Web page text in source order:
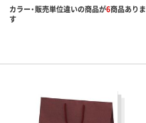
カラー・販売単位違いの商品が6商品ありま
す